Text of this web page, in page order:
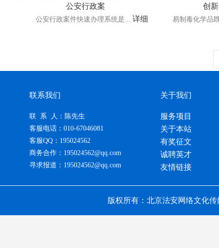
公安行政案
公安行政案件快速办理系统是... 详细
创
易制毒化学品既
联系我们
联 系 人：陈先生
客服电话：010-67046081
客服QQ：195024562
商务合作：195024562@qq.com
寻求报道：195024562@qq.com
关于我们
服务项目
关于本站
有奖征文
诚聘英才
友情链接
版权所有：北京法安网络文化